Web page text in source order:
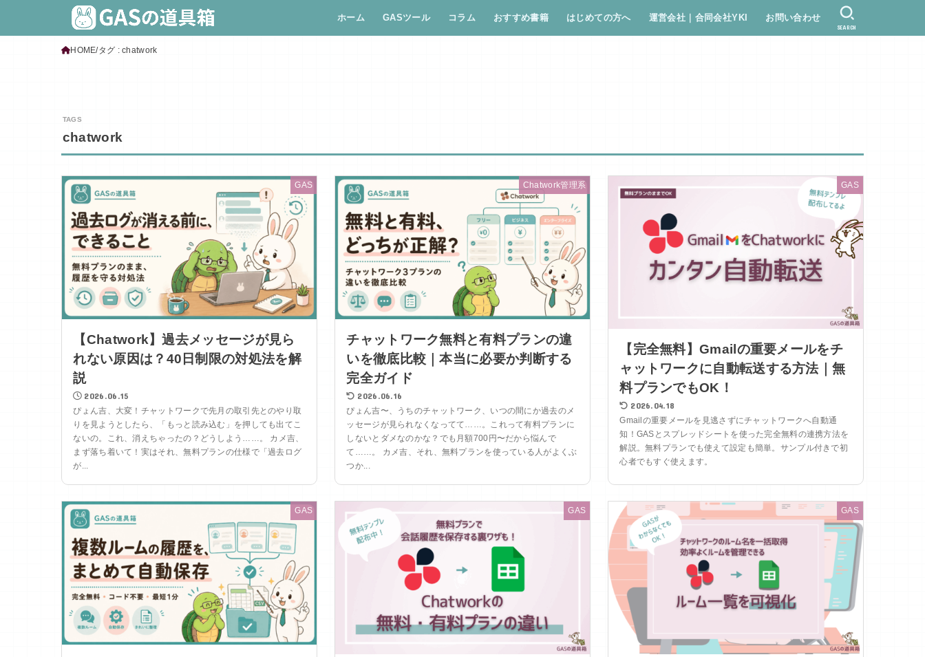
ホーム GASツール コラム おすすめ書籍 はじめての方へ 運営会社｜合同会社YKI お問い合わせ
SEARCH
HOME タグ : chatwork
chatwork
GAS
【Chatwork】過去メッセージが見ら
れない原因は？40日制限の対処法を解
説
2026.06.15
ぴょん吉、大変！チャットワークで先月の取引先とのやり取
りを見ようとしたら、「もっと読み込む」を押しても出てこ
ないの。これ、消えちゃったの？どうしよう……。 カメ吉、
まず落ち着いて！実はそれ、無料プランの仕様で「過去ログ
が...
Chatwork管理系
チャットワーク無料と有料プランの違
いを徹底比較｜本当に必要か判断する
完全ガイド
2026.06.16
ぴょん吉〜、うちのチャットワーク、いつの間にか過去のメ
ッセージが見られなくなってて……。これって有料プランに
しないとダメなのかな？でも月額700円〜だから悩んで
て……。 カメ吉、それ、無料プランを使っている人がよくぶ
つか...
GAS
【完全無料】Gmailの重要メールをチ
ャットワークに自動転送する方法｜無
料プランでもOK！
2026.04.18
Gmailの重要メールを見逃さずにチャットワークへ自動通
知！GASとスプレッドシートを使った完全無料の連携方法を
解説。無料プランでも使えて設定も簡単。サンプル付きで初
心者でもすぐ使えます。
GAS GAS GAS